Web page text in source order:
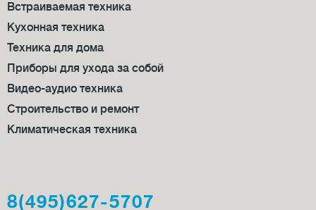
Встраиваемая техника
Кухонная техника
Техника для дома
Приборы для ухода за собой
Видео-аудио техника
Строительство и ремонт
Климатическая техника
8(495)627-5707